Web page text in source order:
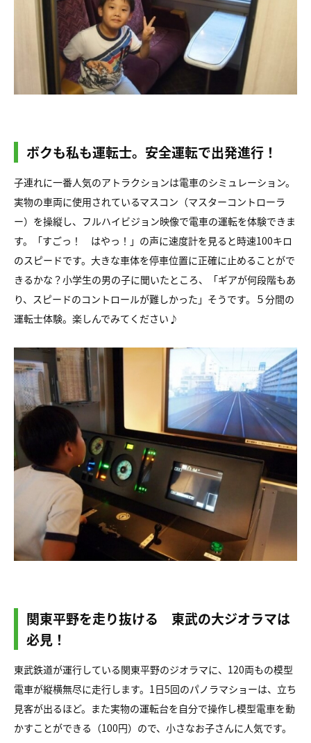
ボクも私も運転士。安全運転で出発進行！
子連れに一番人気のアトラクションは電車のシミュレーション。
実物の車両に使用されているマスコン（マスターコントローラ
ー）を操縦し、フルハイビジョン映像で電車の運転を体験できま
す。「すごっ！ はやっ！」の声に速度計を見ると時速100キロ
のスピードです。大きな車体を停車位置に正確に止めることがで
きるかな？小学生の男の子に聞いたところ、「ギアが何段階もあ
り、スピードのコントロールが難しかった」そうです。５分間の
運転士体験。楽しんでみてください♪
関東平野を走り抜ける 東武の大ジオラマは
必見！
東武鉄道が運行している関東平野のジオラマに、120両もの模型
電車が縦横無尽に走行します。1日5回のパノラマショーは、立ち
見客が出るほど。また実物の運転台を自分で操作し模型電車を動
かすことができる（100円）ので、小さなお子さんに人気です。